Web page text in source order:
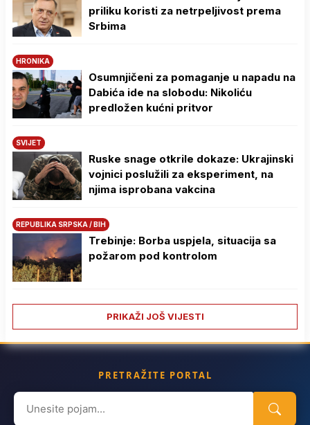
priliku koristi za netrpeljivost prema
Srbima
HRONIKA
Osumnjičeni za pomaganje u napadu na
Dabića ide na slobodu: Nikoliću
predložen kućni pritvor
SVIJET
Ruske snage otkrile dokaze: Ukrajinski
vojnici poslužili za eksperiment, na
njima isprobana vakcina
REPUBLIKA SRPSKA / BIH
Trebinje: Borba uspjela, situacija sa
požarom pod kontrolom
PRIKAŽI JOŠ VIJESTI
PRETRAŽITE PORTAL
Search
for: